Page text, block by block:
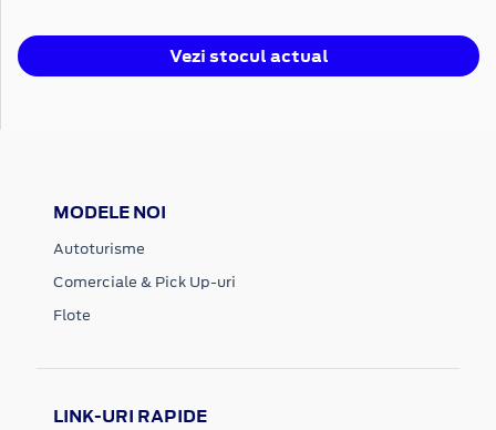
Vezi stocul actual
MODELE NOI
Autoturisme
Comerciale & Pick Up-uri
Flote
LINK-URI RAPIDE